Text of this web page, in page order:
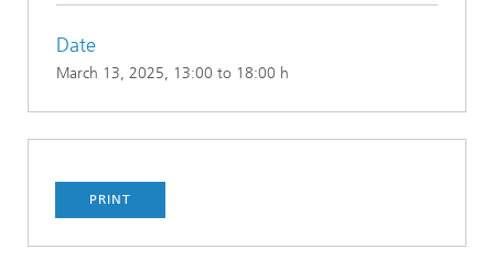
Date
March 13, 2025, 13:00 to 18:00 h
PRINT